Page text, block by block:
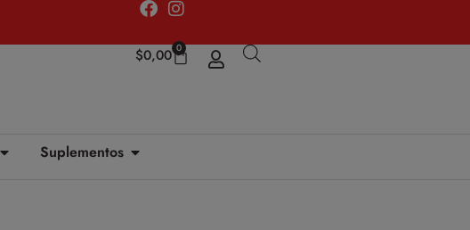
$0,00 0
Suplementos